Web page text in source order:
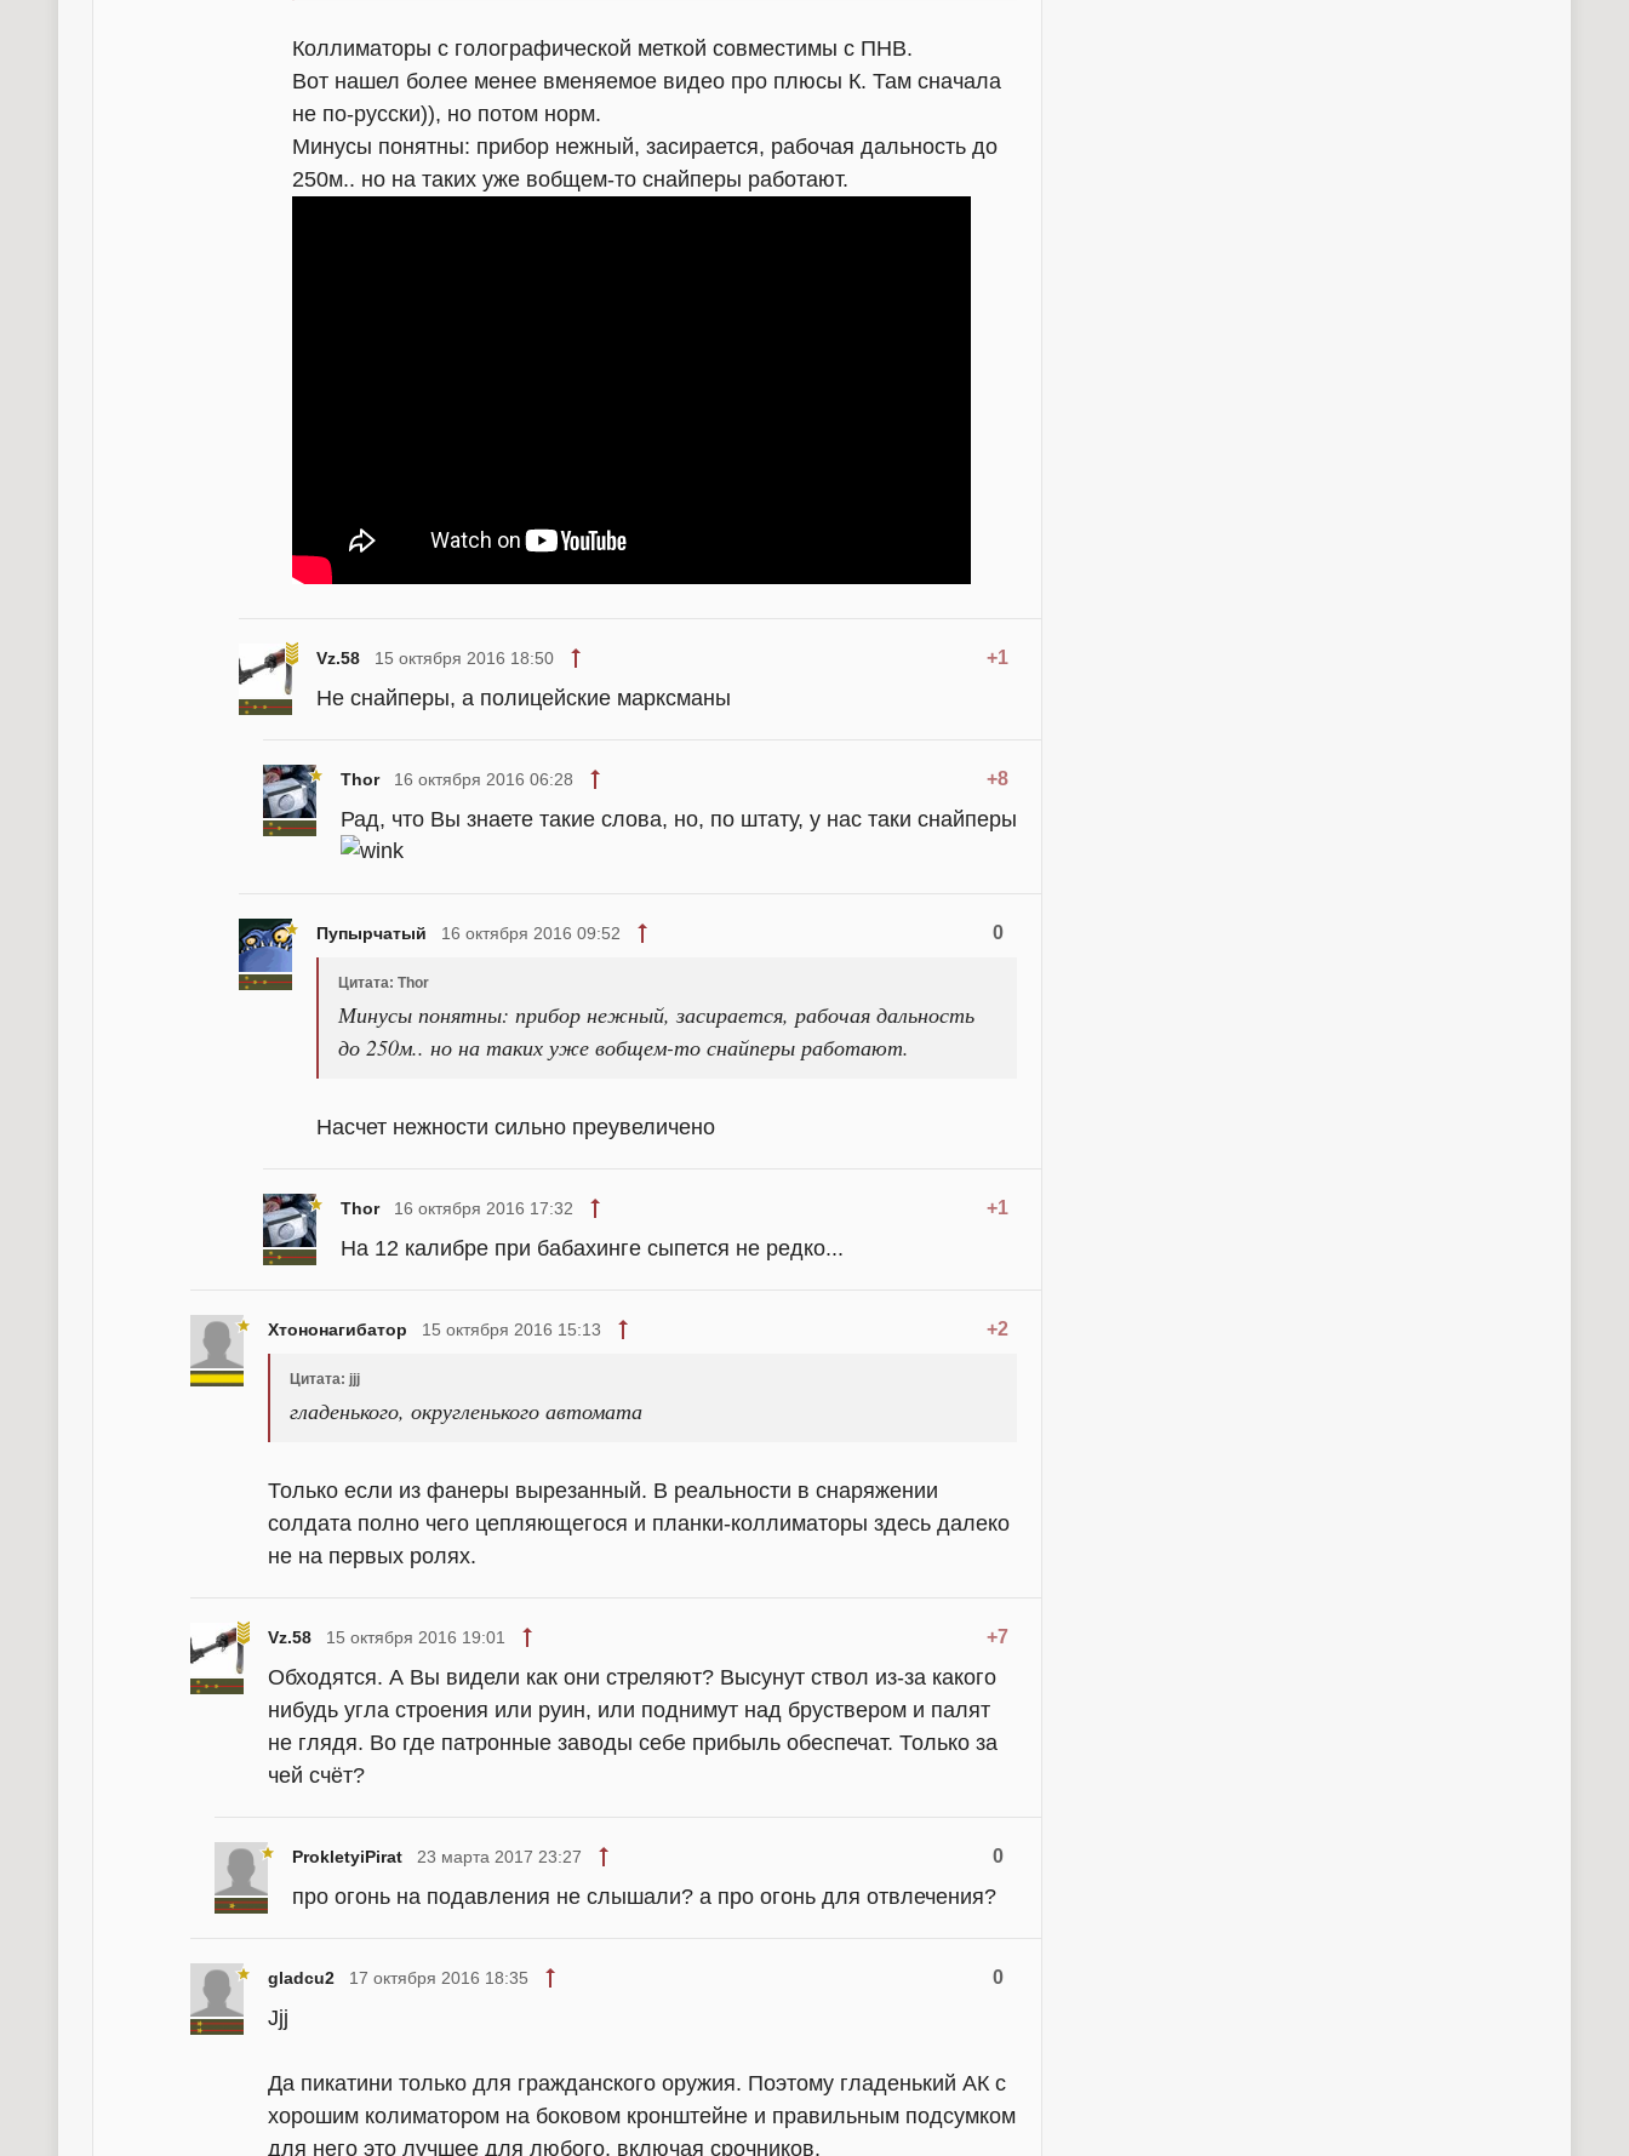
Коллиматоры с голографической меткой совместимы с ПНВ.
Вот нашел более менее вменяемое видео про плюсы К. Там сначала
не по-русски)), но потом норм.
Минусы понятны: прибор нежный, засирается, рабочая дальность до
250м.. но на таких уже вобщем-то снайперы работают.
Vz.58 +1
15 октября 2016 18:50
Не снайперы, а полицейские марксманы
Thor +8
16 октября 2016 06:28
Рад, что Вы знаете такие слова, но, по штату, у нас таки снайперы
Пупырчатый 0
16 октября 2016 09:52
Цитата: Thor
Минусы понятны: прибор нежный, засирается, рабочая дальность
до 250м.. но на таких уже вобщем-то снайперы работают.
Насчет нежности сильно преувеличено
Thor +1
16 октября 2016 17:32
На 12 калибре при бабахинге сыпется не редко...
Хтононагибатор +2
15 октября 2016 15:13
Цитата: jjj
гладенького, округленького автомата
Только если из фанеры вырезанный. В реальности в снаряжении
солдата полно чего цепляющегося и планки-коллиматоры здесь далеко
не на первых ролях.
Vz.58 +7
15 октября 2016 19:01
Обходятся. А Вы видели как они стреляют? Высунут ствол из-за какого
нибудь угла строения или руин, или поднимут над бруствером и палят
не глядя. Во где патронные заводы себе прибыль обеспечат. Только за
чей счёт?
ProkletyiPirat 0
23 марта 2017 23:27
про огонь на подавления не слышали? а про огонь для отвлечения?
gladcu2 0
17 октября 2016 18:35
Jjj
Да пикатини только для гражданского оружия. Поэтому гладенький АК с
хорошим колиматором на боковом кронштейне и правильным подсумком
для него это лучшее для любого, включая срочников.